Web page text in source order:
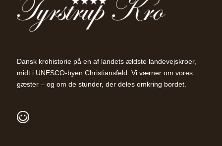
Dansk krohistorie på en af landets ældste landevejskroer,
midt i UNESCO-byen Christiansfeld. Vi værner om vores
gæster – og om de stunder, der deles omkring bordet.